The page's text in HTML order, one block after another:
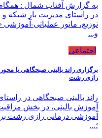
به گزارش آفتاب شمال :
در راستای مدیریت بار شبکه
توزیع، مانور عملیاتی-
و...
اجتماعی
رازی رشت
راند بالینی صبحگاهی در
آموزشی درمانی رازی رشت
؛...